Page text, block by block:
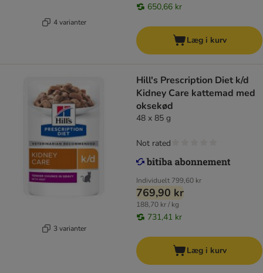
4 varianter
650,66 kr
Læg i kurv
3 varianter
Hill's Prescription Diet k/d
Kidney Care kattemad med
oksekød
48 x 85 g
Individuelt 799,60 kr
769,90 kr
188,70 kr / kg
731,41 kr
Not rated
Læg i kurv